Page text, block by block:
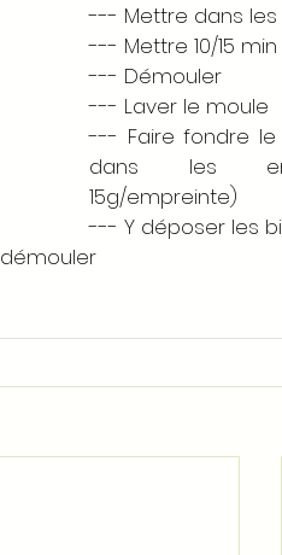
--- Mettre dans
--- Mettre 10/15
--- Démouler
--- Laver le moule
--- Faire fondre
dans les
15g/empreinte)
--- Y déposer les